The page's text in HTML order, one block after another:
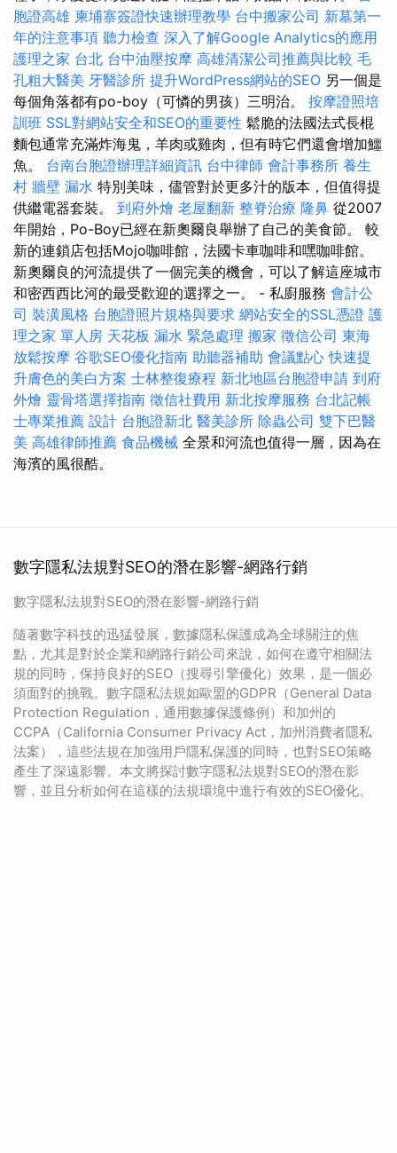
胞證高雄 柬埔寨簽證快速辦理教學 台中搬家公司 新墓第一
年的注意事項 聽力檢查 深入了解Google Analytics的應用
護理之家 台北 台中油壓按摩 高雄清潔公司推薦與比較 毛
孔粗大醫美 牙醫診所 提升WordPress網站的SEO 另一個是
每個角落都有po-boy（可憐的男孩）三明治。 按摩證照培
訓班 SSL對網站安全和SEO的重要性 鬆脆的法國法式長棍
麵包通常充滿炸海鬼，羊肉或雞肉，但有時它們還會增加鱷
魚。 台南台胞證辦理詳細資訊 台中律師 會計事務所 養生
村 牆壁 漏水 特別美味，儘管對於更多汁的版本，但值得提
供繼電器套裝。 到府外燴 老屋翻新 整脊治療 隆鼻 從2007
年開始，Po-Boy已經在新奧爾良舉辦了自己的美食節。 較
新的連鎖店包括Mojo咖啡館，法國卡車咖啡和嘿咖啡館。
新奧爾良的河流提供了一個完美的機會，可以了解這座城市
和密西西比河的最受歡迎的選擇之一。 - 私廚服務 會計公
司 裝潢風格 台胞證照片規格與要求 網站安全的SSL憑證 護
理之家 單人房 天花板 漏水 緊急處理 搬家 徵信公司 東海
放鬆按摩 谷歌SEO優化指南 助聽器補助 會議點心 快速提
升膚色的美白方案 士林整復療程 新北地區台胞證申請 到府
外燴 靈骨塔選擇指南 徵信社費用 新北按摩服務 台北記帳
士專業推薦 設計 台胞證新北 醫美診所 除蟲公司 雙下巴醫
美 高雄律師推薦 食品機械 全景和河流也值得一層，因為在
海濱的風很酷。
數字隱私法規對SEO的潛在影響-網路行銷
數字隱私法規對SEO的潛在影響-網路行銷
隨著數字科技的迅猛發展，數據隱私保護成為全球關注的焦
點，尤其是對於企業和網路行銷公司來說，如何在遵守相關法
規的同時，保持良好的SEO（搜尋引擎優化）效果，是一個必
須面對的挑戰。數字隱私法規如歐盟的GDPR（General Data
Protection Regulation，通用數據保護條例）和加州的
CCPA（California Consumer Privacy Act，加州消費者隱私
法案），這些法規在加強用戶隱私保護的同時，也對SEO策略
產生了深遠影響。本文將探討數字隱私法規對SEO的潛在影
響，並且分析如何在這樣的法規環境中進行有效的SEO優化。